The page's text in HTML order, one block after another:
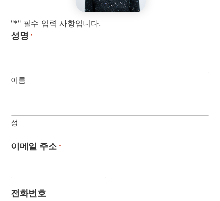
"*" 필수 입력 사항입니다.
성명 *
이름
성
이메일 주소 *
전화번호